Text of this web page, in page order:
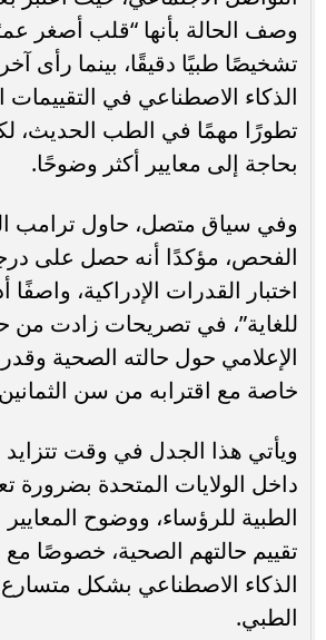
وصف الحالة بأنها “قلب أصغر
تشخيصًا طبيًا دقيقًا، بينما رأى
الذكاء الاصطناعي في
تطورًا مهمًا في الطب الحديث،
بحاجة إلى معايير أكثر وضوحًا.
وفي سياق متصل، حاول ترامب
الفحص، مؤكدًا أنه حصل على
اختبار القدرات الإدراكية، واصفًا
للغاية”، في تصريحات زادت من
الإعلامي حول حالته الصحية
خاصة مع اقترابه من سن
ويأتي هذا الجدل في وقت
داخل الولايات المتحدة بضرورة
الطبية للرؤساء، ووضوح
تقييم حالتهم الصحية، خصوصًا
الذكاء الاصطناعي بشكل
الطبي.